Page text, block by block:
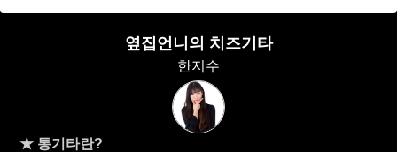
옆집언니의 치즈기타
한지수
★ 통기타란?